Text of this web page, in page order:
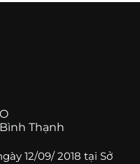
Thạnh
12/09/ 2018 tại Sở